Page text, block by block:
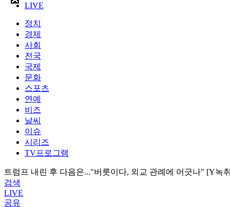
LIVE
정치
경제
사회
전국
국제
문화
스포츠
연예
비즈
날씨
이슈
시리즈
TV프로그램
트럼프 내린 후 다음은..."버릇이다, 외교 관례에 어긋나" [Y녹
검색
LIVE
공유